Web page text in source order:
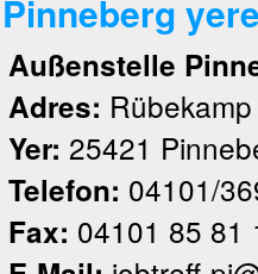
Pinneberg
Außenstelle
Adres:
Yer: 25421
Telefon: 04101/
Fax: 04101 85 81